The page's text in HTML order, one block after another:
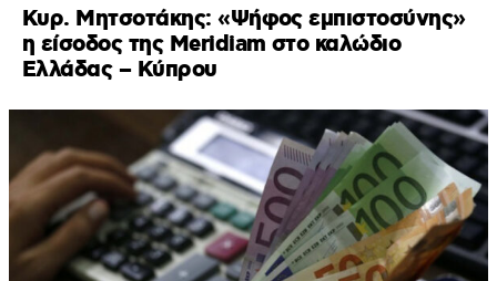
Κυρ. Μητσοτάκης: «Ψήφος εμπιστοσύνης»
η είσοδος της Meridiam στο καλώδιο
Ελλάδας – Κύπρου